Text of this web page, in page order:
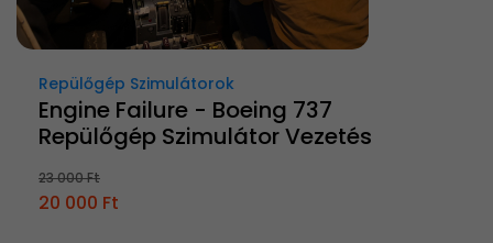
Repülőgép Szimulátorok
Engine Failure - Boeing 737
Repülőgép Szimulátor Vezetés
23 000 Ft
20 000 Ft